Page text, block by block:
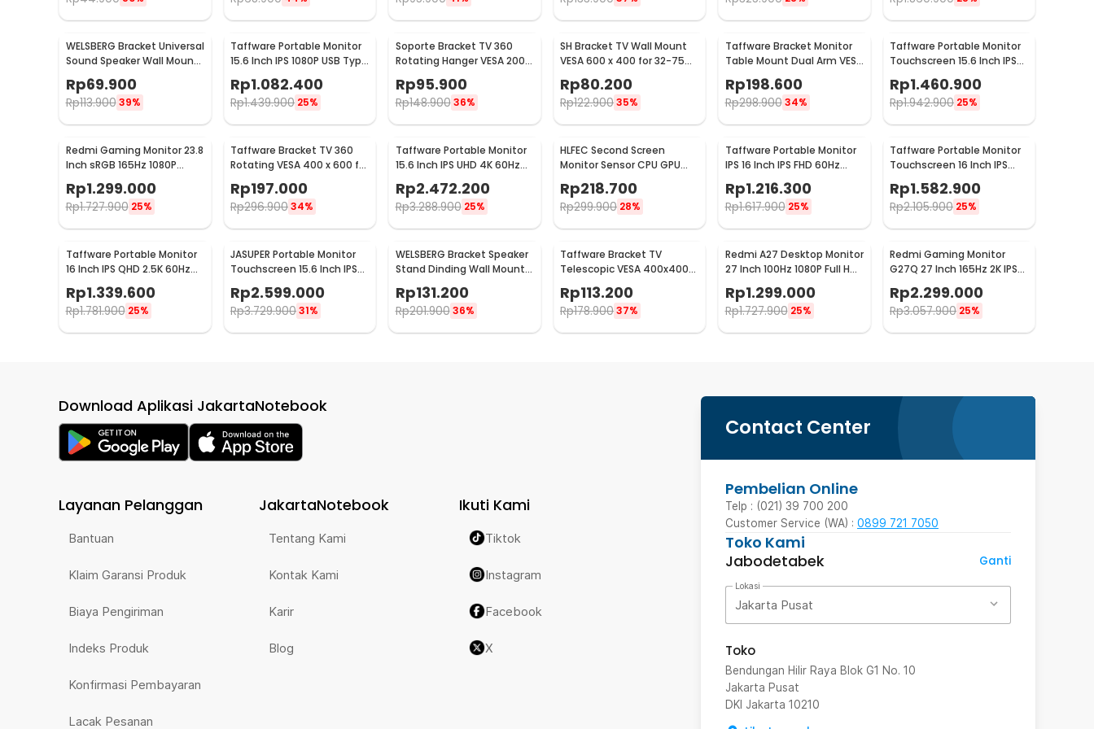
WELSBERG Bracket Universal
Sound Speaker Wall Mount 1
Pair - SW-03B
Rp69.900
Rp113.900 39%
Taffware Portable Monitor
15.6 Inch IPS 1080P USB Type
C Mini HDMI - LG156
Rp1.082.400
Rp1.439.900 25%
Soporte Bracket TV 360
Rotating Hanger VESA 200 x
Rp95.900
Rp148.900 36%
SH Bracket TV Wall Mount
VESA 600 x 400 for 32-75
Inch TV - SH-65T
Rp80.200
Rp122.90035%
Taffware Bracket Monitor
Table Mount Dual Arm VESA
100x100 13-27 Inch - KMT-2
Rp198.600
Rp298.900 34%
Taffware Portable Monitor
Touchscreen 15.6 Inch IPS
1080P 60Hz Type C -
1560MTS
Rp1.460.900
Rp1.942.900 25%
Redmi Gaming Monitor 23.8
Inch sRGB 165Hz 1080P
Rp1.299.000
Rp1.727.900 25%
Taffware Bracket TV 360
Rotating VESA 400 x 600 for
Rp197.000
Rp296.90034%
Taffware Portable Monitor
15.6 Inch IPS UHD 4K 60Hz
Rp2.472.200
Rp3.288.900 25%
HLFEC Second Screen
Monitor Sensor CPU GPU
HDD Panel IPS 3.5 Inch - HL-
3
Rp218.700
Rp299.900 28%
Taffware Portable Monitor
IPS 16 Inch IPS FHD 60Hz
Without Touchscreen -
1600XTS
Rp1.216.300
Rp1.617.900 25%
Taffware Portable Monitor
Touchscreen 16 Inch IPS
FHD 60Hz Type C - 1600XTS
Rp1.582.900
Rp2.105.900 25%
Taffware Portable Monitor
16 Inch IPS QHD 2.5K 60Hz
Type C Mini HDMI - 1600XTS
Rp1.339.600
Rp1.781.900 25%
JASUPER Portable Monitor
Touchscreen 15.6 Inch IPS
Rp2.599.000
Rp3.729.90031%
WELSBERG Bracket Speaker
Stand Dinding Wall Mount
Telescopic 2 PCS - SPS-501
Rp131.200
Rp201.900 36%
Taffware Bracket TV
Telescopic VESA 400x400
for 32-65 Inch TV - P4
Rp113.200
Rp178.90037%
Redmi A27 Desktop Monitor
27 Inch 100Hz 1080P Full HD
Rp1.299.000
Rp1.727.900 25%
Redmi Gaming Monitor
G27Q 27 Inch 165Hz 2K IPS
G27Q
Rp2.299.000
Rp3.057.900 25%
Contact Center
Pembelian Online
Telp : (021) 39 700 200
Customer Service (WA) : 0899 721 7050
Toko Kami
Jabodetabek
Ganti
Lokasi
Jakarta Pusat
Toko
Bendungan Hilir Raya Blok G1 No. 10
Jakarta Pusat
DKI Jakarta 10210
Download Aplikasi JakartaNotebook
Layanan Pelanggan
Bantuan
Klaim Garansi Produk
Biaya Pengiriman
Indeks Produk
Konfirmasi Pembayaran
Lacak Pesanan
JakartaNotebook
Tentang Kami
Kontak Kami
Karir
Blog
Ikuti Kami
Tiktok
Instagram
Facebook
X